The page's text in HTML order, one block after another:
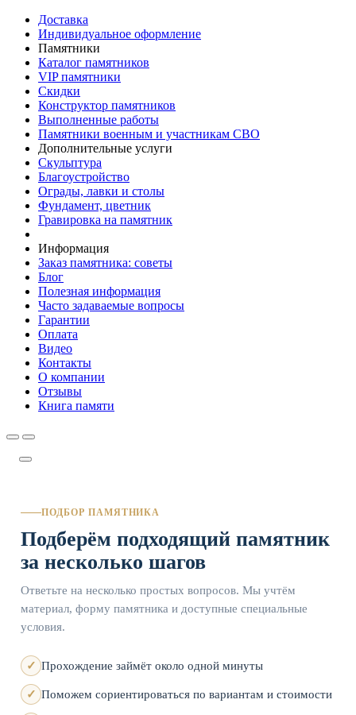
Доставка
Индивидуальное оформление
Памятники
Каталог памятников
VIP памятники
Скидки
Конструктор памятников
Выполненные работы
Памятники военным и участникам СВО
Дополнительные услуги
Скульптура
Благоустройство
Ограды, лавки и столы
Фундамент, цветник
Гравировка на памятник
Информация
Заказ памятника: советы
Блог
Полезная информация
Часто задаваемые вопросы
Гарантии
Оплата
Видео
Контакты
О компании
Отзывы
Книга памяти
ПОДБОР ПАМЯТНИКА
Подберём подходящий памятник
за несколько шагов
Ответьте на несколько простых вопросов. Мы учтём
материал, форму памятника и доступные специальные
условия.
Прохождение займёт около одной минуты
Поможем сориентироваться по вариантам и стоимости